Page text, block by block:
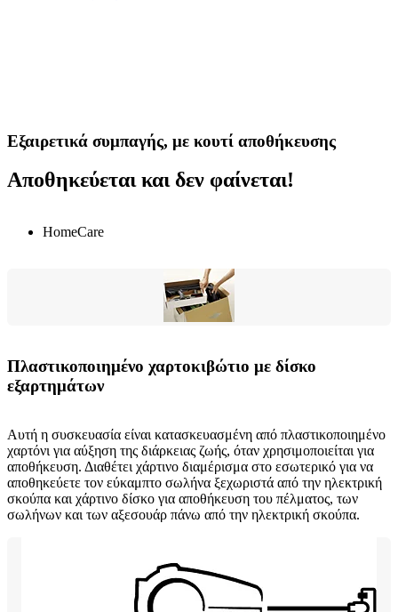
Εξαιρετικά συμπαγής, με κουτί αποθήκευσης
Αποθηκεύεται και δεν φαίνεται!
HomeCare
Πλαστικοποιημένο χαρτοκιβώτιο με δίσκο
εξαρτημάτων
Αυτή η συσκευασία είναι κατασκευασμένη από πλαστικοποιημένο
χαρτόνι για αύξηση της διάρκειας ζωής, όταν χρησιμοποιείται για
αποθήκευση. Διαθέτει χάρτινο διαμέρισμα στο εσωτερικό για να
αποθηκεύετε τον εύκαμπτο σωλήνα ξεχωριστά από την ηλεκτρική
σκούπα και χάρτινο δίσκο για αποθήκευση του πέλματος, των
σωλήνων και των αξεσουάρ πάνω από την ηλεκτρική σκούπα.